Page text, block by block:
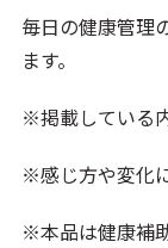
毎日の健康管理
ます。
※掲載している
※感じ方や変化
※本品は健康補